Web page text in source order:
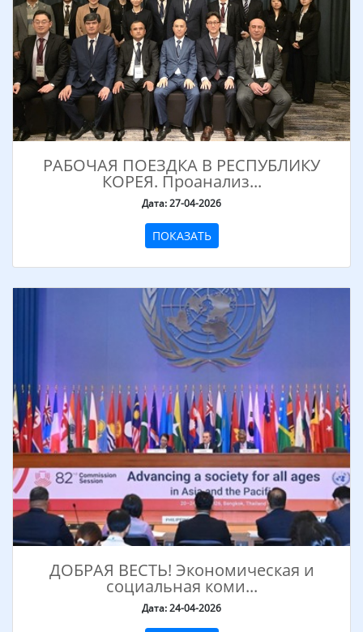
РАБОЧАЯ ПОЕЗДКА В РЕСПУБЛИКУ
КОРЕЯ. Проанализ...
Дата: 27-04-2026
ПОКАЗАТЬ
ДОБРАЯ ВЕСТЬ! Экономическая и
социальная коми...
Дата: 24-04-2026